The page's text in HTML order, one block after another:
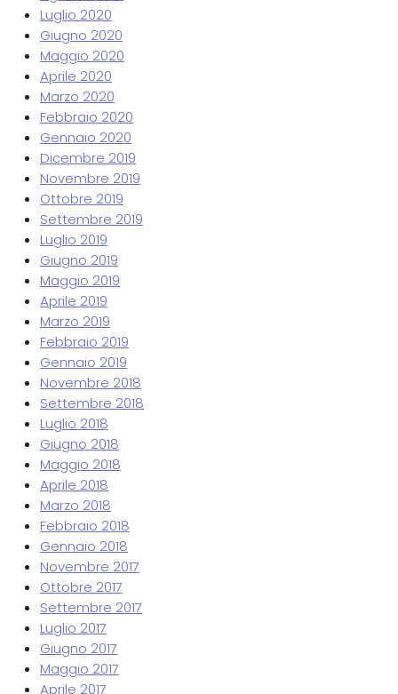
Luglio 2020
Giugno 2020
Maggio 2020
Aprile 2020
Marzo 2020
Febbraio 2020
Gennaio 2020
Dicembre 2019
Novembre 2019
Ottobre 2019
Settembre 2019
Luglio 2019
Giugno 2019
Maggio 2019
Aprile 2019
Marzo 2019
Febbraio 2019
Gennaio 2019
Novembre 2018
Settembre 2018
Luglio 2018
Giugno 2018
Maggio 2018
Aprile 2018
Marzo 2018
Febbraio 2018
Gennaio 2018
Novembre 2017
Ottobre 2017
Settembre 2017
Luglio 2017
Giugno 2017
Maggio 2017
Aprile 2017